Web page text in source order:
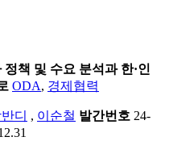
책 및 수요 분석과 한·인
ODA, 경제협력
디 , 이순철 발간번호 24-